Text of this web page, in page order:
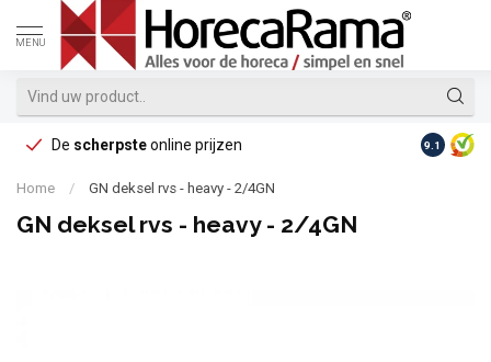
MENU
De scherpsteonline prijzen Op
9.1
Home / GN deksel rvs - heavy - 2/4GN
GN deksel rvs - heavy - 2/4GN